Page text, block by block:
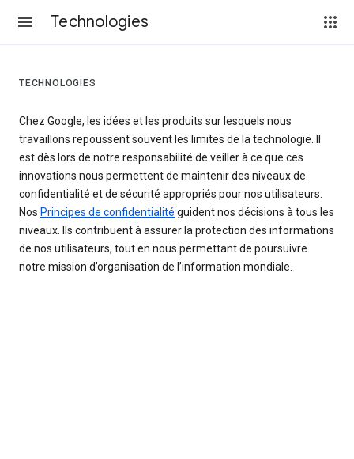
Technologies
TECHNOLOGIES
Chez Google, les idées et les produits sur lesquels nous
travaillons repoussent souvent les limites de la technologie. Il
est dès lors de notre responsabilité de veiller à ce que ces
innovations nous permettent de maintenir des niveaux de
confidentialité et de sécurité appropriés pour nos utilisateurs.
Nos Principes de confidentialité guident nos décisions à tous les
niveaux. Ils contribuent à assurer la protection des informations
de nos utilisateurs, tout en nous permettant de poursuivre
notre mission d’organisation de l’information mondiale.